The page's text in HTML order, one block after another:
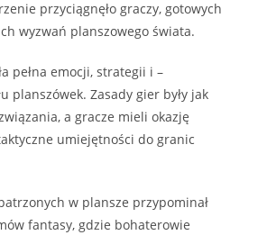
przyciągnęło graczy, gotowych
wyzwań planszowego świata.
pełna emocji, strategii i –
planszówek. Zasady gier były jak
a gracze mieli okazję
umiejętności do granic
w plansze przypominał
fantasy, gdzie bohaterowie